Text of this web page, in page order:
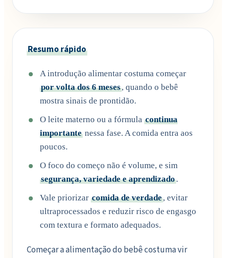
Resumo rápido
A introdução alimentar costuma começar
por volta dos 6 meses, quando o bebê
mostra sinais de prontidão.
O leite materno ou a fórmula continua
importante nessa fase. A comida entra aos
poucos.
O foco do começo não é volume, e sim
segurança, variedade e aprendizado.
Vale priorizar comida de verdade, evitar
ultraprocessados e reduzir risco de engasgo
com textura e formato adequados.
Começar a alimentação do bebê costuma vir